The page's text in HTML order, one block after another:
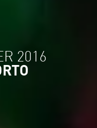
2016